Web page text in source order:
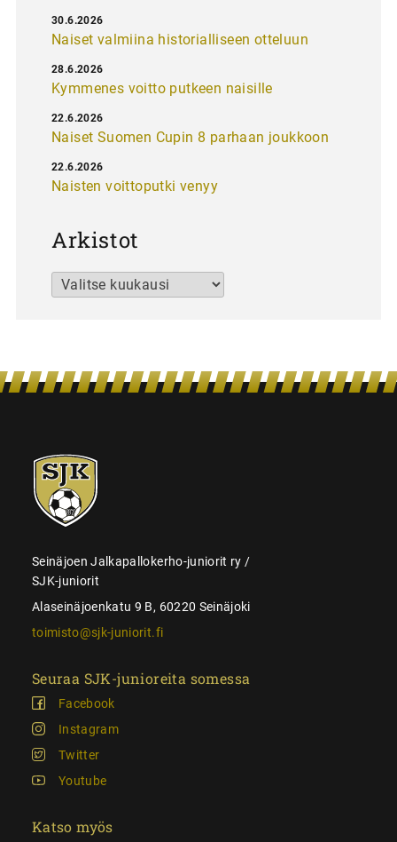
Naiset valmiina historialliseen otteluun
30.6.2026
Kymmenes voitto putkeen naisille
28.6.2026
Naiset Suomen Cupin 8 parhaan joukkoon
22.6.2026
Naisten voittoputki venyy
22.6.2026
Arkistot
Arkistot
SJK-
juniorit
Seinäjoen Jalkapallokerho-juniorit ry /
SJK-juniorit
Alaseinäjoenkatu 9 B, 60220 Seinäjoki
toimisto@sjk-juniorit.fi
Seuraa SJK-junioreita somessa
Facebook
Instagram
Twitter
Youtube
Katso myös